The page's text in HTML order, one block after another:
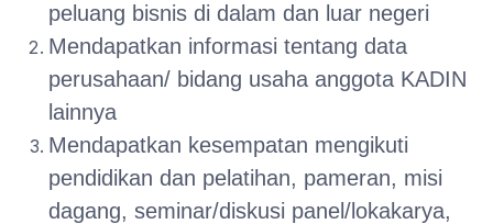
peluang bisnis di dalam dan luar negeri
Mendapatkan informasi tentang data
perusahaan/ bidang usaha anggota KADIN
lainnya
Mendapatkan kesempatan mengikuti
pendidikan dan pelatihan, pameran, misi
dagang, seminar/diskusi panel/lokakarya,